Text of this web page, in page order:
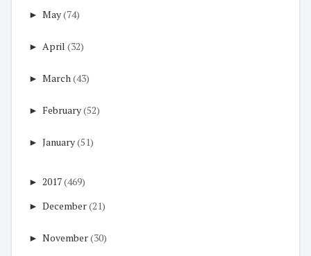
► May(74)
► April (32)
► March(43)
► February(52)
► January(51)
► 2017(469)
► December(21)
► November(30)